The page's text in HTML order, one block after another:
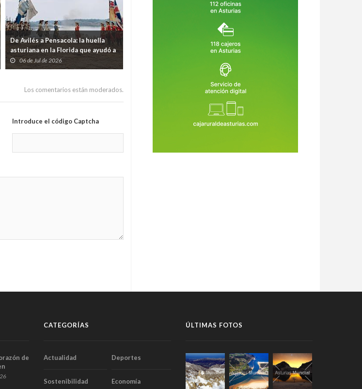
De Avilés a Pensacola: la huella
asturiana en la Florida que ayudó a
nacer a Estados Unidos
06 de Jul de 2026
Venezuela tiembla sobre una
Los comentarios están moderados.
Introduce el código Captcha
de
CATEGORÍAS
Actualidad Deportes
Sostenibilidad Economía
ÚLTIMAS FOTOS